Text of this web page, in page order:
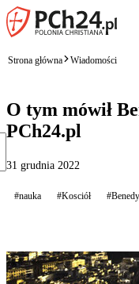
Strona główna Wiadomości
O tym mówił
PCh24.pl
31 grudnia 2022
#nauka #Kosciół